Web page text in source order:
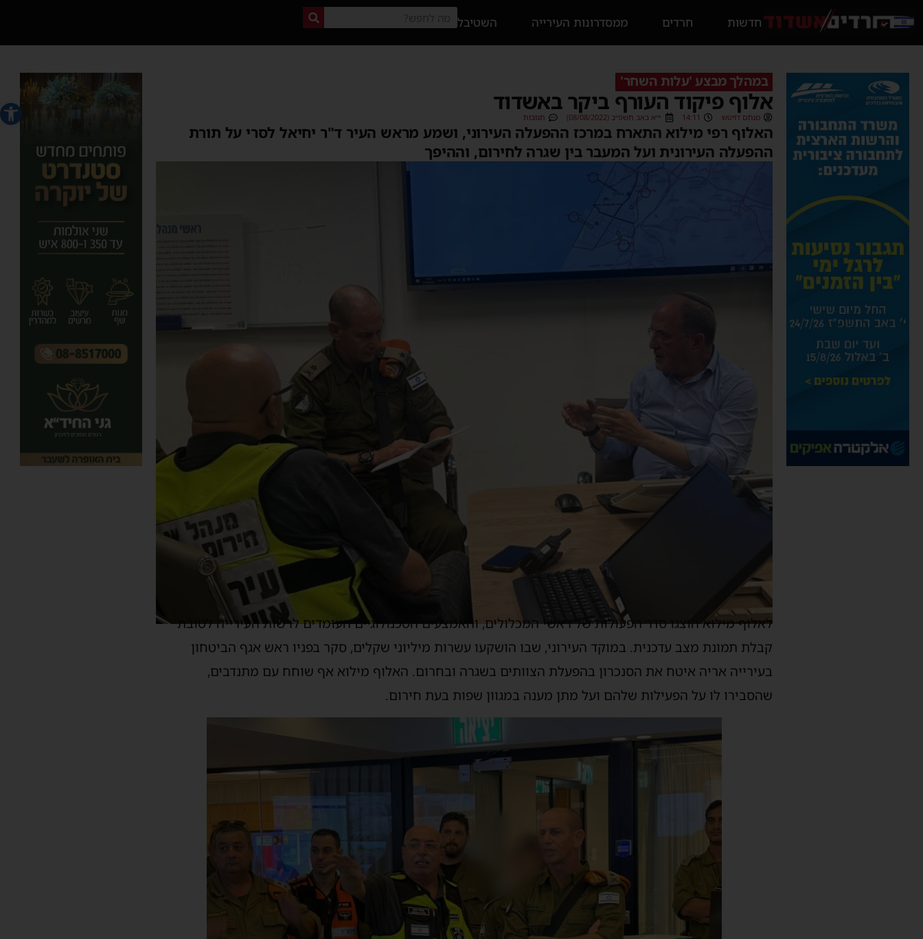
פתח
חדשות חרדים ממסדרונות העירייה השטיבל
במהלך מבצע 'עלות השחר'
אלוף פיקוד העורף ביקר באשדוד
מנחם דויטש 14:11 י״א באב תשפ״ב (08/08/2022) תגובות
האלוף רפי מילוא התארח במרכז ההפעלה העירוני, ושמע מראש העיר ד"ר יחיאל לסרי על תורת
ההפעלה העירונית ועל המעבר בין שגרה לחירום, וההיפך
לאלוף מילוא הוצגו סדר הפעולות של ראשי המכלולים, והאמצעים הטכנולוגיים העומדים לרשות העירייה לטובת
קבלת תמונת מצב עדכנית. במוקד העירוני, שבו הושקעו עשרות מיליוני שקלים, סקר בפניו ראש אגף הביטחון
בעירייה אריה איטח את הסנכרון בהפעלת הצוותים בשגרה ובחרום. האלוף מילוא אף שוחח עם מתנדבים,
שהסבירו לו על הפעילות שלהם ועל מתן מענה במגוון שפות בעת חירום.